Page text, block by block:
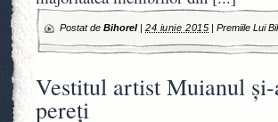
Postat de Bihorel| 24 iunie 2015 |Premiile Lui
Vestitul artist Muianul şi-
pereţi